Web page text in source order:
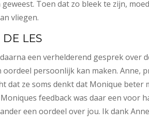
Toen dat zo bleek te zijn,
vliegen.
LES
een verhelderend gesprek over
oordeel persoonlijk kan maken. Anne,
dat ze soms denkt dat Monique beter
feedback was daar een voor
een oordeel over jou. Ik dank